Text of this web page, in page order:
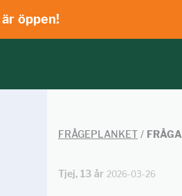
öppen!
FRÅGEPLANKET / FRÅGA
Tjej, 13 år 2026-03-26